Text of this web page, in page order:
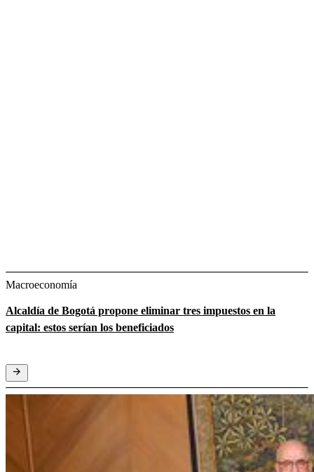
Macroeconomía
Alcaldía de Bogotá propone eliminar tres impuestos en la
capital: estos serían los beneficiados